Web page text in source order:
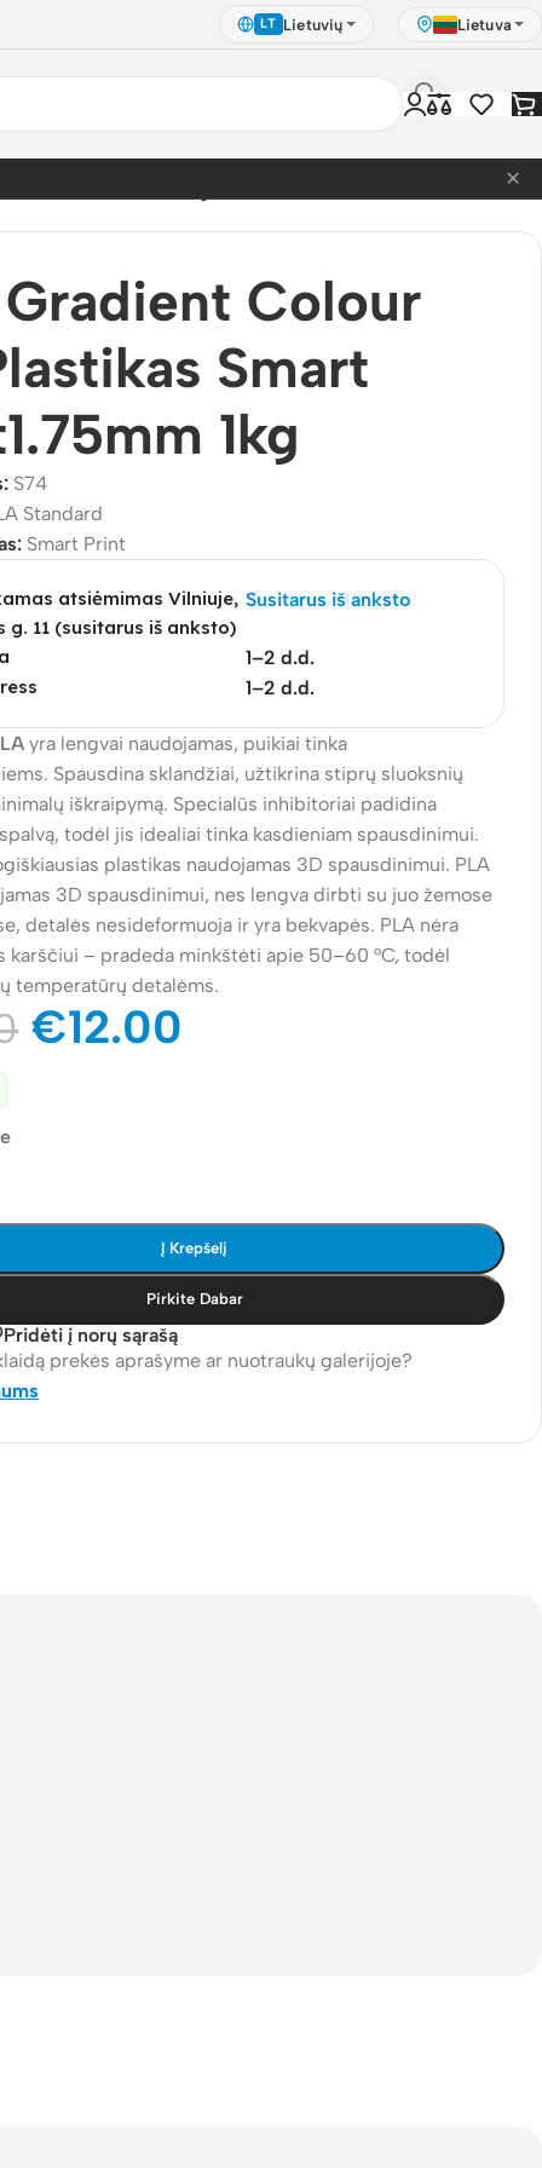
LT Lietuvių Lietuva
×
Print1.75mm 1kg
Colour
Smart
1kg
S74
Standard
Smart Print
atsiėmimas Vilniuje,
g. 11 (susitarus iš anksto)
Susitarus iš anksto
1–2 d.d.
1–2 d.d.
yra lengvai naudojamas, puikiai tinka
Spausdina sklandžiai, užtikrina stiprų sluoksnių
iškraipymą. Specialūs inhibitoriai padidina
todėl jis idealiai tinka kasdieniam spausdinimui.
plastikas naudojamas 3D spausdinimui. PLA
3D spausdinimui, nes lengva dirbti su juo žemose
detalės nesideformuoja ir yra bekvapės. PLA nėra
karščiui – pradeda minkštėti apie 50–60 °C, todėl
temperatūrų detalėms.
€12.00
Į Krepšelį
Pirkite Dabar
Pridėti į norų sąrašą
prekės aprašyme ar nuotraukų galerijoje?